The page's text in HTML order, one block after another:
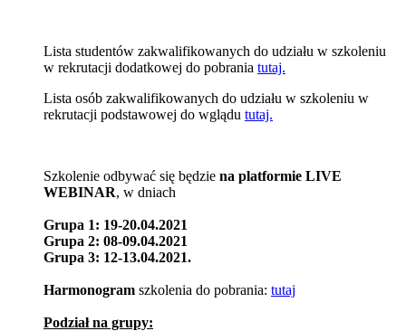
Lista studentów zakwalifikowanych do udziału w szkoleniu
w rekrutacji dodatkowej do pobrania tutaj.
Lista osób zakwalifikowanych do udziału w szkoleniu w
rekrutacji podstawowej do wglądu tutaj.
Szkolenie odbywać się będzie na platformie LIVE
WEBINAR, w dniach
Grupa 1: 19-20.04.2021
Grupa 2: 08-09.04.2021
Grupa 3: 12-13.04.2021.
Harmonogram szkolenia do pobrania: tutaj
Podział na grupy: